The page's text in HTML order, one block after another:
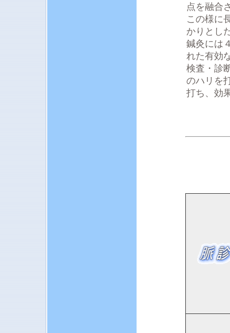
点を融合
この様に
かりとし
鍼灸には
れた有効
検査・診
のハリを
打ち、効